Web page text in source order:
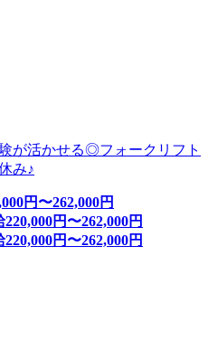
が活かせる◎フォークリフト
み♪
円〜262,000円
220,000円〜262,000円
220,000円〜262,000円